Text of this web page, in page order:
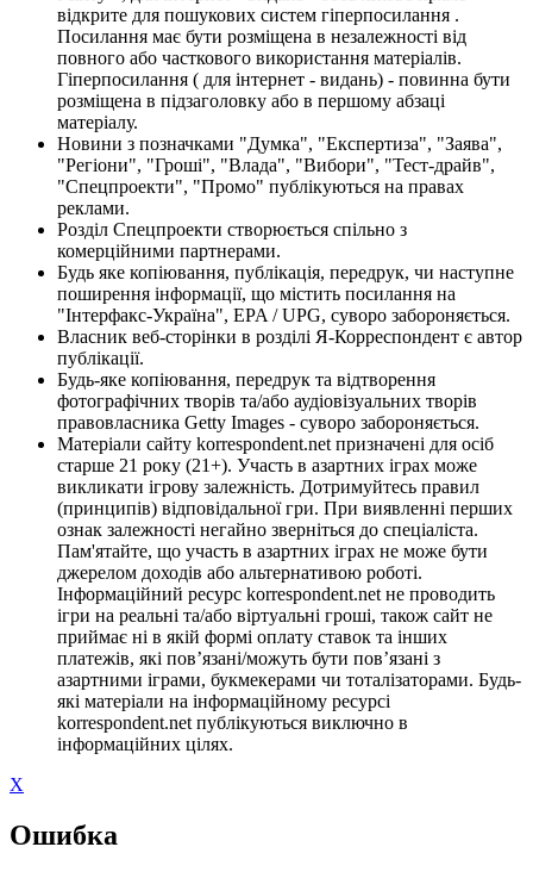
відкрите для пошукових систем гіперпосилання .
Посилання має бути розміщена в незалежності від
повного або часткового використання матеріалів.
Гіперпосилання ( для інтернет - видань) - повинна бути
розміщена в підзаголовку або в першому абзаці
матеріалу.
Новини з позначками "Думка", "Експертиза", "Заява",
"Регіони", "Гроші", "Влада", "Вибори", "Тест-драйв",
"Спецпроекти", "Промо" публікуються на правах
реклами.
Розділ Спецпроекти створюється спільно з
комерційними партнерами.
Будь яке копіювання, публікація, передрук, чи наступне
поширення інформації, що містить посилання на
"Інтерфакс-Україна", EPA / UPG, суворо забороняється.
Власник веб-сторінки в розділі Я-Корреспондент є автор
публікації.
Будь-яке копіювання, передрук та відтворення
фотографічних творів та/або аудіовізуальних творів
правовласника Getty Images - суворо забороняється.
Матеріали сайту korrespondent.net призначені для осіб
старше 21 року (21+). Участь в азартних іграх може
викликати ігрову залежність. Дотримуйтесь правил
(принципів) відповідальної гри. При виявленні перших
ознак залежності негайно зверніться до спеціаліста.
Пам'ятайте, що участь в азартних іграх не може бути
джерелом доходів або альтернативою роботі.
Інформаційний ресурс korrespondent.net не проводить
ігри на реальні та/або віртуальні гроші, також сайт не
приймає ні в якій формі оплату ставок та інших
платежів, які пов’язані/можуть бути пов’язані з
азартними іграми, букмекерами чи тоталізаторами. Будь-
які матеріали на інформаційному ресурсі
korrespondent.net публікуються виключно в
інформаційних цілях.
X
Ошибка